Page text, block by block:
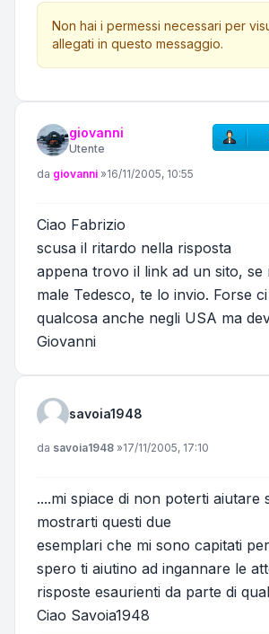
Non hai i permessi necessari per
allegati in questo messaggio.
giovanni
Utente
Messaggio
da giovanni »16/11/2005, 10:55
Ciao Fabrizio
scusa il ritardo nella risposta
appena trovo il link ad un sito,
male Tedesco, te lo invio. Forse
qualcosa anche negli USA ma
Giovanni
savoia1948
Messaggio
da savoia1948 »17/11/2005, 17:10
....mi spiace di non poterti aiutare
mostrarti questi due
esemplari che mi sono capitati
spero ti aiutino ad ingannare le
risposte esaurienti da parte di
Ciao Savoia1948